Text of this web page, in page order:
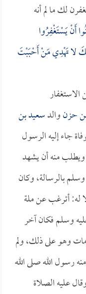
لك ما لم أنه
أَنْ يَسْتَغْفِرُوا
لا تَهْدِي مَنْ أَحْبَبْتَ
حزنوالدسعيد بن
جاء إليه الرسول
ويطلب منه أن يشهد
وسلم بالرسالة، وكان
له: أترغب عن ملة
وسلم فكان آخر
وهو على ذلك، ولم
رسول الله صلى الله
عليه الصلاة